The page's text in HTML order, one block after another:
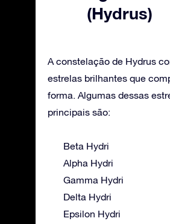
(Hydrus)
A constelação de Hydrus
estrelas brilhantes que
forma. Algumas dessas
principais são:
Beta Hydri
Alpha Hydri
Gamma Hydri
Delta Hydri
Epsilon Hydri